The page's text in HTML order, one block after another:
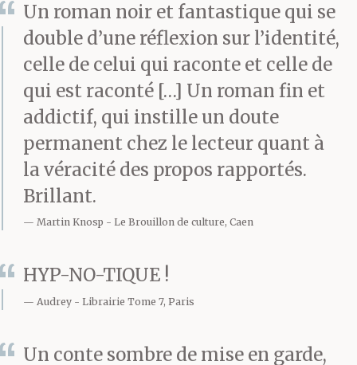
rationnellement,
pourquoi cela est tout à
fait probable ; sans la
moindre preuve
matérielle contre son
assassin potentiel
sinon celle rédigée
mais qu’il pourrait nier
être soi-même certain
Un roman noir et fantastique qui se
double d’une réflexion sur l’identité,
celle de celui qui raconte et celle de
qui est raconté […] Un roman fin et
addictif, qui instille un doute
permanent chez le lecteur quant à
la véracité des propos rapportés.
Brillant.
Martin Knosp Le Brouillon de culture, Caen
HYP-NO-TIQUE !
Audrey Librairie Tome 7, Paris
Un conte sombre de mise en garde,